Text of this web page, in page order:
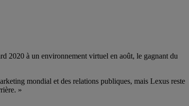
2020 à un environnement virtuel en août, le gagnant du
mondial et des relations publiques, mais Lexus reste
»